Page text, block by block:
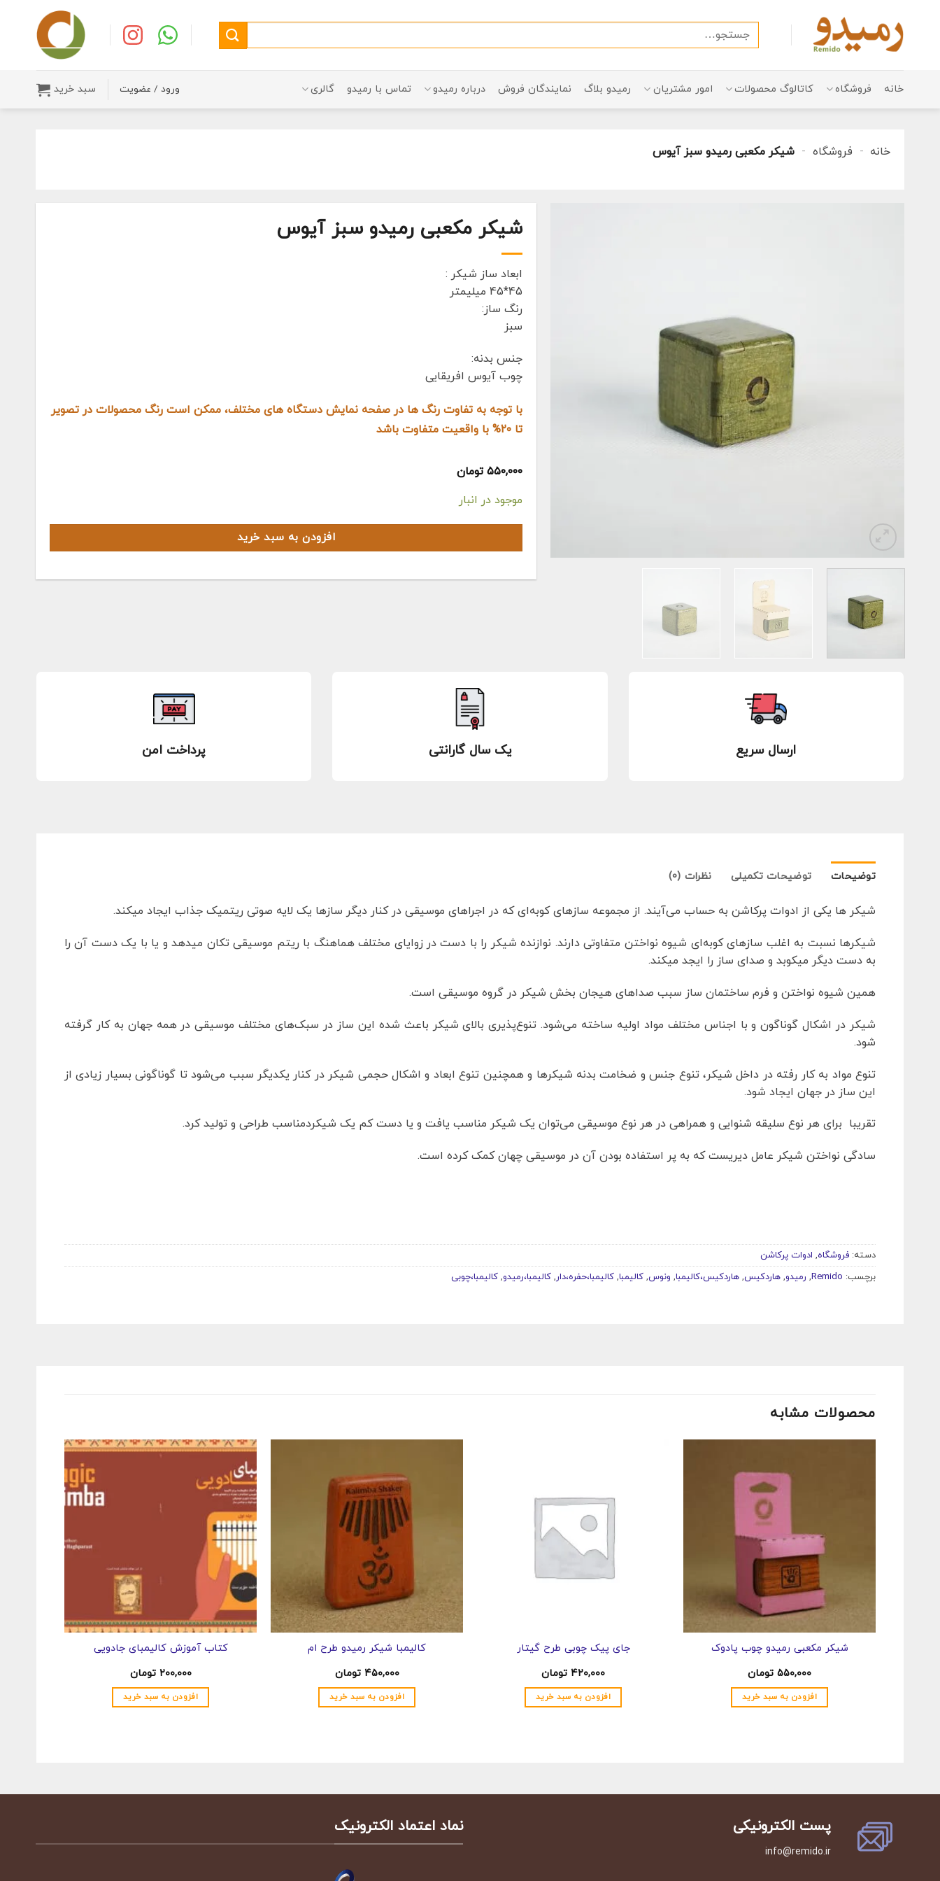
content
جستجو
برای:
خانه فروشگاه کاتالوگ محصولات امور مشتریان رمیدو بلاگ نمایندگان فروش درباره رمیدو تماس با رمیدو گالری ورود / عضویت سبد خرید
خانه - فروشگاه - شیکر مکعبی رمیدو سبز آیوس
شیکر مکعبی رمیدو سبز آیوس
ابعاد ساز شیکر :
45*45 میلیمتر
رنگ ساز:
سبز
جنس بدنه:
چوب آیوس افریقایی
با توجه به تفاوت رنگ ها در صفحه نمایش دستگاه های مختلف، ممکن است رنگ محصولات در تصویر
تا ۲۰% با واقعیت متفاوت باشد
۵۵۰,۰۰۰ تومان
موجود در انبار
افزودن به سبد خرید
ارسال سریع یک سال گارانتی پرداخت امن
توضیحات توضیحات تکمیلی نظرات (0)
شیکر ها یکی از ادوات پرکاشن به حساب می‌آیند. از مجموعه سازهای کوبه‌ای که در اجراهای موسیقی در کنار دیگر سازها یک لایه صوتی ریتمیک جذاب ایجاد میکند.
شیکرها نسبت به اغلب سازهای کوبه‌ای شیوه نواختن متفاوتی دارند. نوازنده شیکر را با دست در زوایای مختلف هماهنگ با ریتم موسیقی تکان میدهد و یا با یک دست آن را
به دست دیگر میکوبد و صدای ساز را ایجد میکند.
همین شیوه نواختن و فرم ساختمان ساز سبب صداهای هیجان بخش شیکر در گروه موسیقی است.
شیکر در اشکال گوناگون و با اجناس مختلف مواد اولیه ساخته می‌شود. تنوع‌پذیری بالای شیکر باعث شده این ساز در سبک‌های مختلف موسیقی در همه جهان به کار گرفته
شود.
تنوع مواد به کار رفته در داخل شیکر، تنوع جنس و ضخامت بدنه شیکرها و همچنین تنوع ابعاد و اشکال حجمی شیکر در کنار یکدیگر سبب می‌شود تا گوناگونی بسیار زیادی از
این ساز در جهان ایجاد شود.
تقریبا برای هر نوع سلیقه شنوایی و همراهی در هر نوع موسیقی می‌توان یک شیکر مناسب یافت و یا دست کم یک شیکردمناسب طراحی و تولید کرد.
سادگی نواختن شیکر عامل دیریست که به پر استفاده بودن آن در موسیقی چهان کمک کرده است.
دسته: فروشگاه, ادوات پرکاشن
برچسب: Remido
, رمیدو, هاردکیس, هاردکیس،کالیمبا, ونوس, کالیمبا, کالیمبا،حفره،دار, کالیمبا،رمیدو, کالیمبا،چوبی
محصولات مشابه
شیکر مکعبی رمیدو چوب پادوک
۵۵۰,۰۰۰ تومان
افزودن به سبد خرید
جای پیک چوبی طرح گیتار
۴۲۰,۰۰۰ تومان
افزودن به سبد خرید
کالیمبا شیکر رمیدو طرح ام
۴۵۰,۰۰۰ تومان
افزودن به سبد خرید
کتاب آموزش کالیمبای جادویی
۲۰۰,۰۰۰ تومان
افزودن به سبد خرید
پست الکترونیکی
info@remido.ir
نماد اعتماد الکترونیک